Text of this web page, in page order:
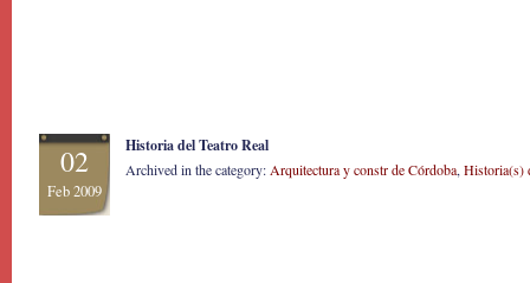
02
Feb 2009
Historia del Teatro Real
Archived in the category: Arquitectura y constr de Córdoba, Historia(s)